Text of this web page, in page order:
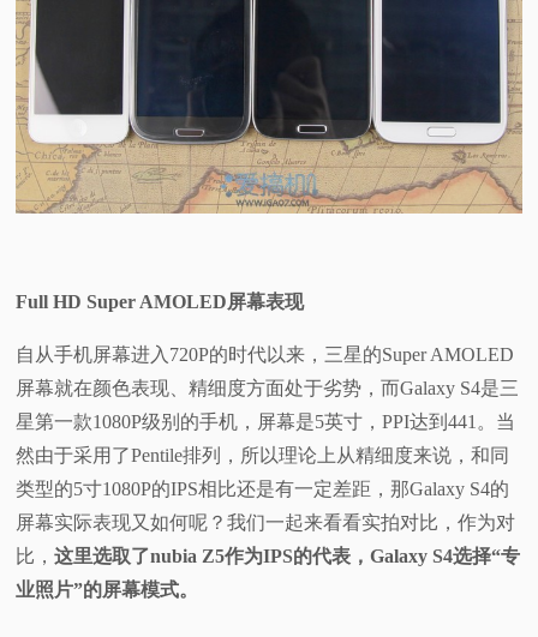
Full HD Super AMOLED屏幕表现
自从手机屏幕进入720P的时代以来，三星的Super AMOLED
屏幕就在颜色表现、精细度方面处于劣势，而Galaxy S4是三
星第一款1080P级别的手机，屏幕是5英寸，PPI达到441。当
然由于采用了Pentile排列，所以理论上从精细度来说，和同
类型的5寸1080P的IPS相比还是有一定差距，那Galaxy S4的
屏幕实际表现又如何呢？我们一起来看看实拍对比，作为对
比，这里选取了nubia Z5作为IPS的代表，Galaxy S4选择“专
业照片”的屏幕模式。